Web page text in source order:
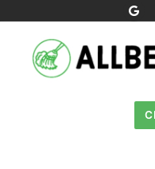
content